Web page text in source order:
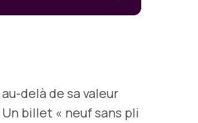
delà de sa valeur
billet « neuf sans pli